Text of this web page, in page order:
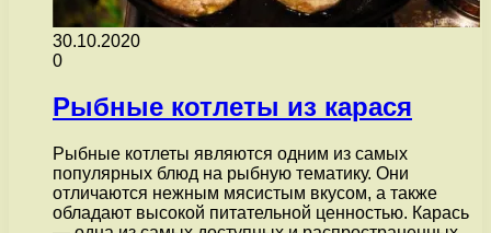
30.10.2020
0
Рыбные котлеты из карася
Рыбные котлеты являются одним из самых
популярных блюд на рыбную тематику. Они
отличаются нежным мясистым вкусом, а также
обладают высокой питательной ценностью. Карась